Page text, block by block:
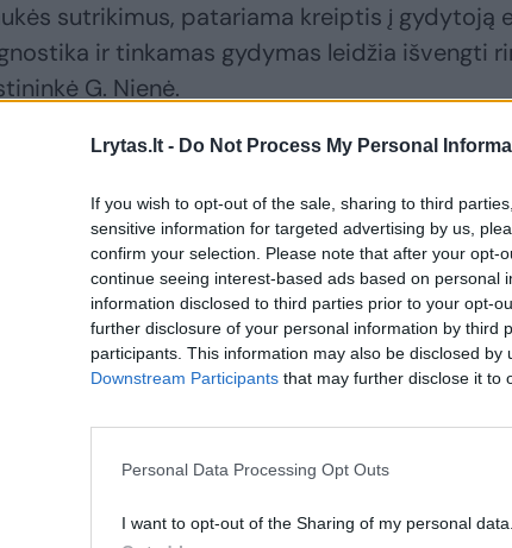
Lrytas.lt - Do Not Process My Personal
If you wish to opt-out of the sale, sharing to third
sensitive information for targeted advertising by us,
confirm your selection. Please note that after your opt-
continue seeing interest-based ads based on personal
information disclosed to third parties prior to your opt-
further disclosure of your personal information by third
participants. This information may also be disclosed by
Downstream Participants that may further disclose it to
Personal Data Processing Opt Outs
I want to opt-out of the Sharing of my personal data.
sutrikimus, patariama kreiptis į gydytoją
ir tinkamas gydymas leidžia išvengti
G. Nienė.
vasarai – netikėtumas Lenkijoje: užfiksavo
rugpjūčio šaltį